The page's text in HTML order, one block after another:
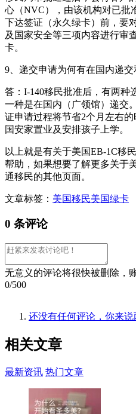
心（NVC），由该机构对已批
下达签证（永久绿卡）前，要
及国家安全等三项内容进行审
卡。
9、递交申请为何有在国内递
答：I-140移民批准后，有两种
一种是在国内（广领馆）递交
证申请过程将节省2个月左右
国安家置业及安排孩子上学。
以上就是有关于美国EB-1C移
帮助，如果想要了解更多关于
通移民的其他页面。
文章标签： 美国移民美国绿卡
0 条评论
无意义的评论将很快被删除，
0/500
还没有任何评论，你来说
相关文章
最新资讯 热门文章